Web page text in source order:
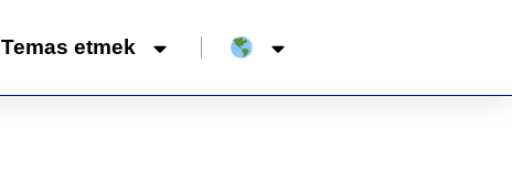
Temas etmek